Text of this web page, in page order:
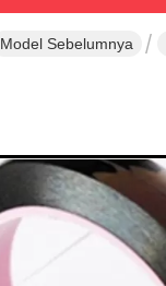
Model Sebelumnya